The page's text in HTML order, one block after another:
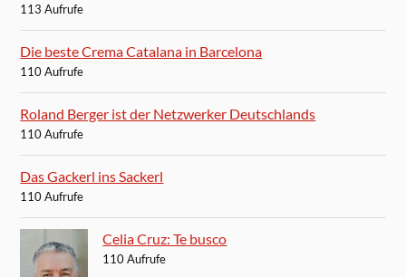
113 Aufrufe
Die beste Crema Catalana in Barcelona
110 Aufrufe
Roland Berger ist der Netzwerker Deutschlands
110 Aufrufe
Das Gackerl ins Sackerl
110 Aufrufe
Celia Cruz: Te busco
110 Aufrufe